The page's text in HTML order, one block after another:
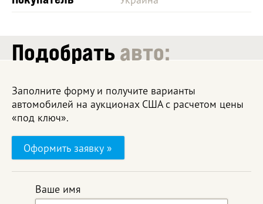
Подобратьавто:
Заполните форму и получите варианты
автомобилей на аукционах США с расчетом цены
«под ключ».
Ваше имя
Оформить заявку »